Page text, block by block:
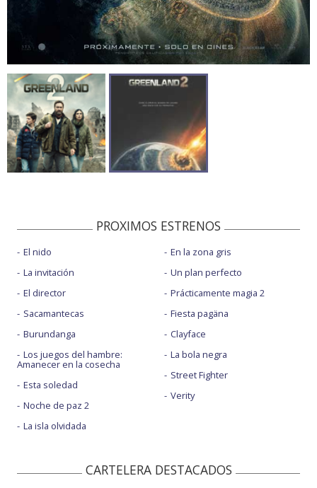
PROXIMOS ESTRENOS
El nido
La invitación
El director
Sacamantecas
Burundanga
Los juegos del hambre:
Amanecer en la cosecha
Esta soledad
Noche de paz 2
La isla olvidada
En la zona gris
Un plan perfecto
Prácticamente magia 2
Fiesta pagäna
Clayface
La bola negra
Street Fighter
Verity
CARTELERA DESTACADOS